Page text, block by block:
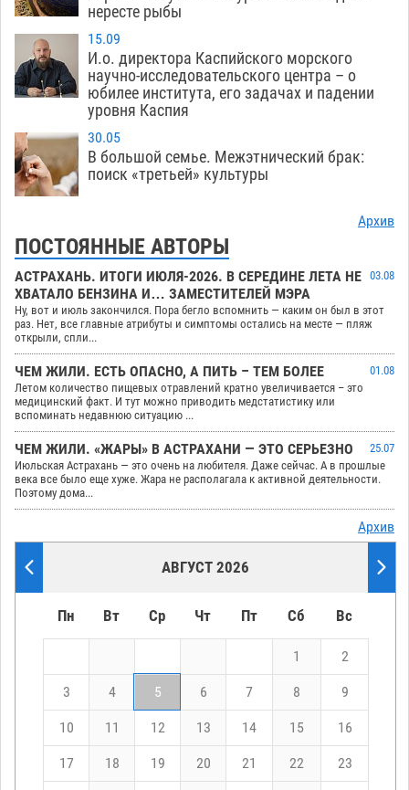
нересте рыбы
15.09
И.о. директора Каспийского морского
научно-исследовательского центра – о
юбилее института, его задачах и падении
уровня Каспия
30.05
В большой семье. Межэтнический брак:
поиск «третьей» культуры
Архив
ПОСТОЯННЫЕ АВТОРЫ
АСТРАХАНЬ. ИТОГИ ИЮЛЯ-2026. В СЕРЕДИНЕ ЛЕТА НЕ
ХВАТАЛО БЕНЗИНА И… ЗАМЕСТИТЕЛЕЙ МЭРА
03.08
Ну, вот и июль закончился. Пора бегло вспомнить — каким он был в этот
раз. Нет, все главные атрибуты и симптомы остались на месте — пляж
открыли, спли...
ЧЕМ ЖИЛИ. ЕСТЬ ОПАСНО, А ПИТЬ – ТЕМ БОЛЕЕ
01.08
Летом количество пищевых отравлений кратно увеличивается – это
медицинский факт. И тут можно приводить медстатистику или
вспоминать недавнюю ситуацию ...
ЧЕМ ЖИЛИ. «ЖАРЫ» В АСТРАХАНИ — ЭТО СЕРЬЕЗНО
25.07
Июльская Астрахань — это очень на любителя. Даже сейчас. А в прошлые
века все было еще хуже. Жара не располагала к активной деятельности.
Поэтому дома...
Архив
АВГУСТ 2026
Пн Вт Ср Чт Пт Сб Вс
1 2
3 4 5 6 7 8 9
10 11 12 13 14 15 16
17 18 19 20 21 22 23